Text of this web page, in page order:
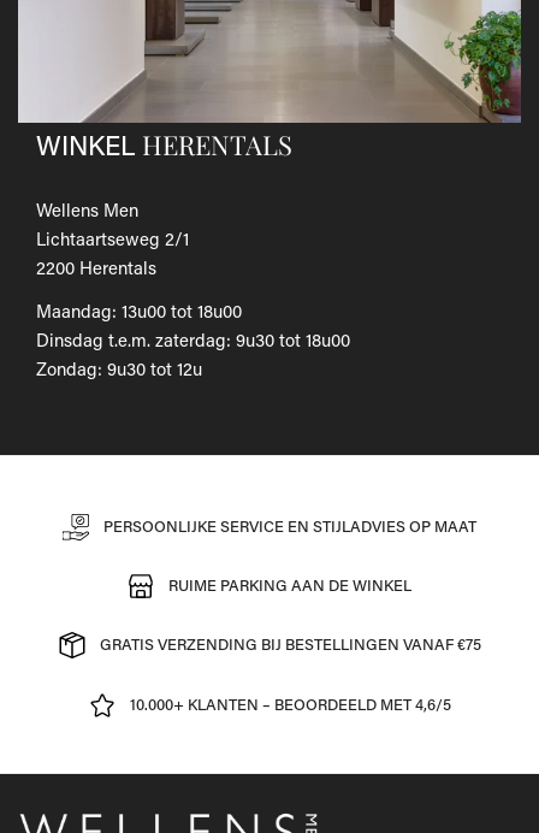
Als je het wilt omruilen voor een ander artikel, dien je een
nieuwe bestelling te plaatsen.
Voor onze uitgebreide beleid betreffende verzenden en
retourneren, raadpleeg onze Veelgestelde vragen
WINKEL HERENTALS
Wellens Men
Lichtaartseweg 2/1
2200 Herentals
Maandag: 13u00 tot 18u00
Dinsdag t.e.m. zaterdag: 9u30 tot 18u00
Zondag: 9u30 tot 12u
PERSOONLIJKE SERVICE EN STIJLADVIES OP MAAT
RUIME PARKING AAN DE WINKEL
GRATIS VERZENDING BIJ BESTELLINGEN VANAF €75
10.000+ KLANTEN – BEOORDEELD MET 4,6/5